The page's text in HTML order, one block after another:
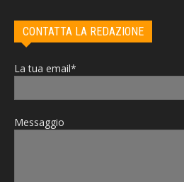
CONTATTA LA REDAZIONE
La tua email*
Messaggio